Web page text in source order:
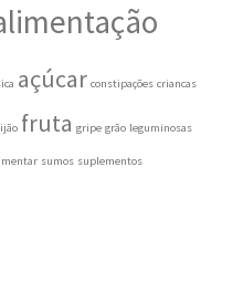
açúcar constipações criancas
fruta gripe grão leguminosas
sumos suplementos